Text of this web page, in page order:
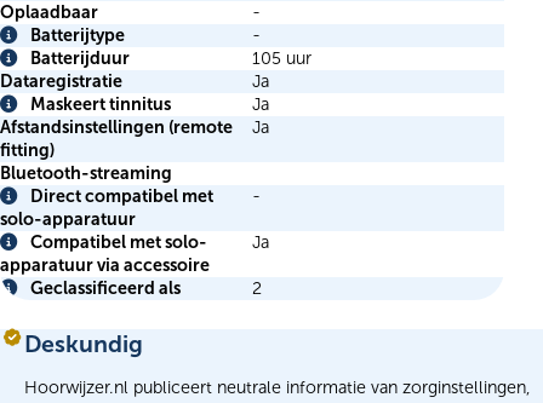
Oplaadbaar -
Info
Batterijtype -
Info
Batterijduur
105 uur
Dataregistratie
Ja
Info
Maskeert tinnitus
Ja
Afstandsinstellingen (remote
fitting)
Ja
Bluetooth-streaming
Info
Direct compatibel met
solo-apparatuur
-
Info
Compatibel met solo-
apparatuur via accessoire
Ja
Geclassificeerd als 2
Deskundig
Hoorwijzer.nl publiceert neutrale informatie van zorginstellingen,